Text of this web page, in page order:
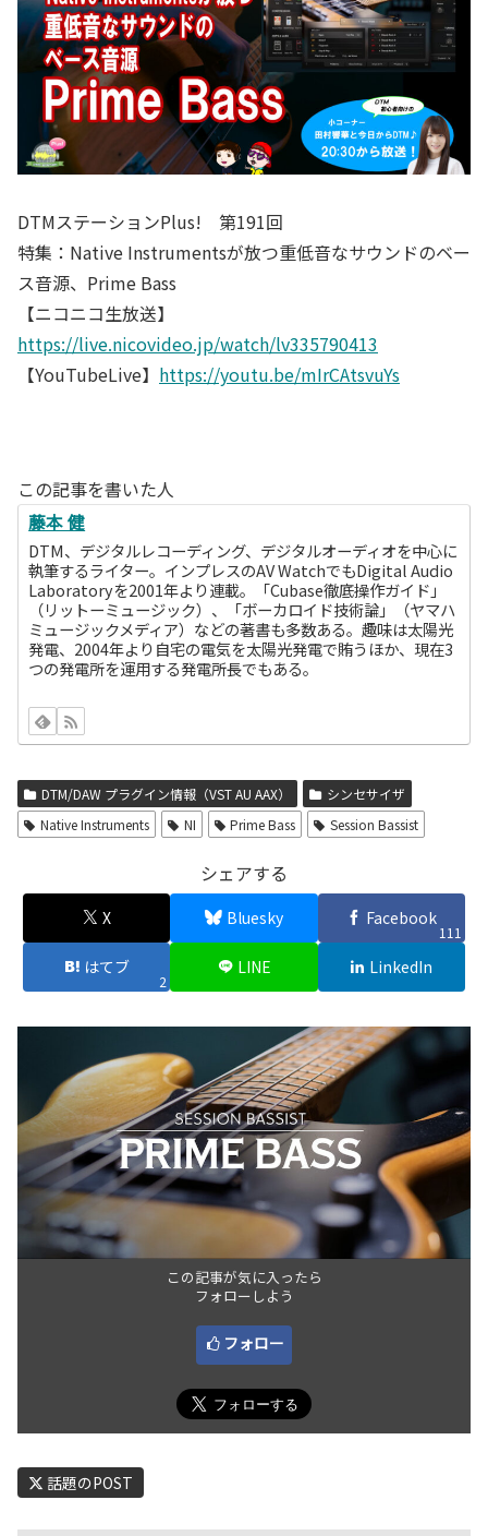
DTMステーションPlus! 第191回
特集：Native Instrumentsが放つ重低音なサウンドのベー
ス音源、Prime Bass
【ニコニコ生放送】
https://live.nicovideo.jp/watch/lv335790413
【YouTubeLive】 https://youtu.be/mIrCAtsvuYs
この記事を書いた人
藤本 健
DTM、デジタルレコーディング、デジタルオーディオを中心に
執筆するライター。インプレスのAV WatchでもDigital Audio
Laboratoryを2001年より連載。「Cubase徹底操作ガイド」
（リットーミュージック）、「ボーカロイド技術論」（ヤマハ
ミュージックメディア）などの著書も多数ある。趣味は太陽光
発電、2004年より自宅の電気を太陽光発電で賄うほか、現在3
つの発電所を運用する発電所長でもある。
DTM/DAW プラグイン情報（VST AU AAX）
シンセサイザ
Native Instruments
NI Prime Bass Session Bassist
シェアする
X Bluesky Facebook
111
はてブ
2
LINE LinkedIn
この記事が気に入ったら
フォローしよう
フォロー
話題のPOST